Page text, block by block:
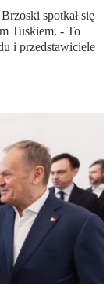
spotkał się
Tuskiem. - To
i przedstawiciele